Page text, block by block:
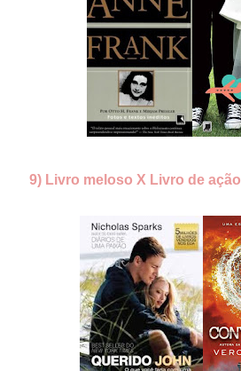
9) Livro meloso X Livro de ação